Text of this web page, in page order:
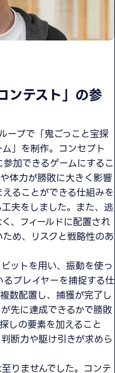
テスト」の参
ープで「鬼ごっこと宝探
」を制作。コンセプト
加できるゲームにするこ
体力が勝敗に大きく影響
ることができる仕組みを
夫をしました。また、逃
、フィールドに配置され
め、リスクと戦略性のあ
ットを用い、振動を使っ
プレイヤーを捕捉する仕
数配置し、捕獲が完了し
先に達成できるかで勝敗
しの要素を加えること
断力や駆け引きが求めら
りませんでした。コンテ